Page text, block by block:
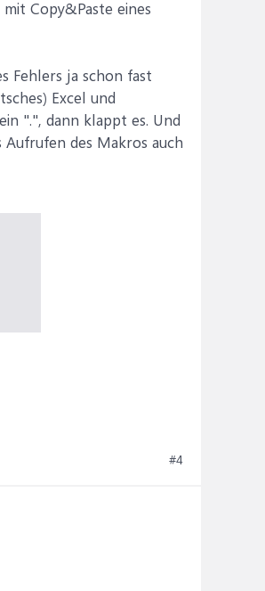
Copy&Paste eines
Fehlers ja schon fast
Excel und
".", dann klappt es. Und
des Makros auch
#4